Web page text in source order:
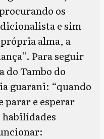
os
e sim
alma, a
Para seguir
do Tambo do
guarani: “quando
parar e esperar
habilidades